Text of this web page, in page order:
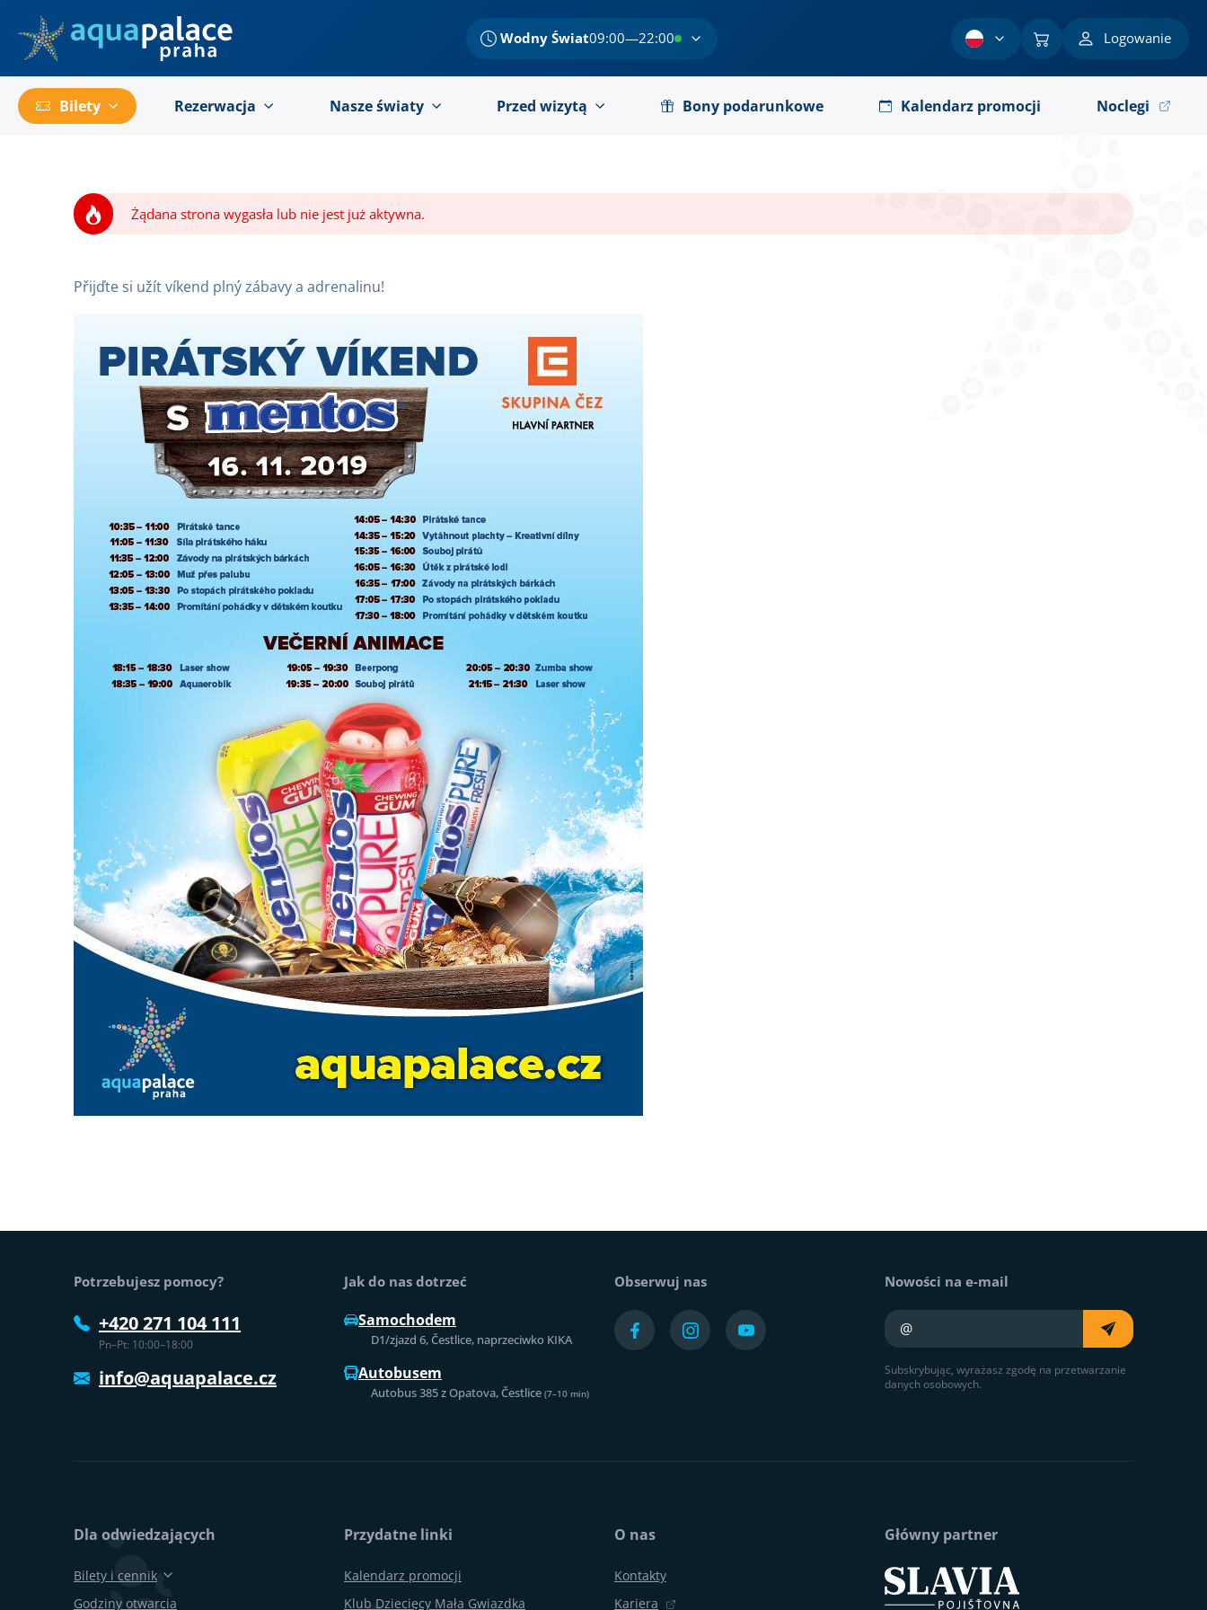
Wodny Świat09:00—22:00 Logowanie
Bilety Rezerwacja Nasze światy Przed wizytą Bony podarunkowe Kalendarz promocji Noclegi
Żądana strona wygasła lub nie jest już aktywna.
Přijďte si užít víkend plný zábavy a adrenalinu!
Potrzebujesz pomocy?
+420 271 104 111
Pn–Pt: 10:00–18:00
info@aquapalace.cz
Jak do nas dotrzeć
Samochodem
D1/zjazd 6, Čestlice, naprzeciwko KIKA
Autobusem
Autobus 385 z Opatova, Čestlice (7–10 min)
Obserwuj nas Nowości na e-mail
Twój e-mail
Subskrybując, wyrażasz zgodę na przetwarzanie
danych osobowych.
Dla odwiedzających
Bilety i cennik
Godziny otwarcia
Przydatne linki
Kalendarz promocji
Klub Dziecięcy Mała Gwiazdka
O nas
Kontakty
Kariera
Główny partner